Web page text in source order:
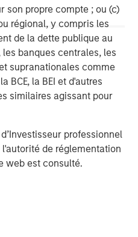
son propre compte ; ou (c)
régional, y compris les
de la dette publique au
banques centrales, les
supranationales comme
BCE, la BEI et d'autres
similaires agissant pour
professionnel
de réglementation
web est consulté.
in this document
such statements do
by the words
“intend”, “aim”,
Such statements
or current expectations
and the persons acting
forward-looking
plans, estimates and
the persons acting
made to the best of their